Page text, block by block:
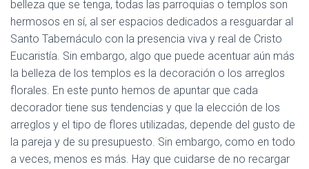
belleza que se tenga, todas las parroquias o templos son
hermosos en sí, al ser espacios dedicados a resguardar al
Santo Tabernáculo con la presencia viva y real de Cristo
Eucaristía. Sin embargo, algo que puede acentuar aún más
la belleza de los templos es la decoración o los arreglos
florales. En este punto hemos de apuntar que cada
decorador tiene sus tendencias y que la elección de los
arreglos y el tipo de flores utilizadas, depende del gusto de
la pareja y de su presupuesto. Sin embargo, como en todo
a veces, menos es más. Hay que cuidarse de no recargar